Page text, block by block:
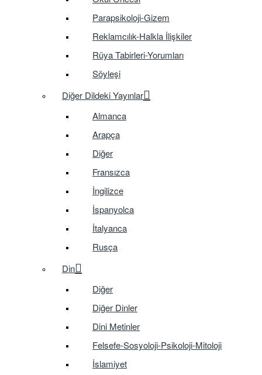
Parapsikoloji-Gizem
Reklamcılık-Halkla İlişkiler
Rüya Tabirleri-Yorumları
Söyleşi
Diğer Dildeki Yayınlar
Almanca
Arapça
Diğer
Fransızca
İngilizce
İspanyolca
İtalyanca
Rusça
Din
Diğer
Diğer Dinler
Dini Metinler
Felsefe-Sosyoloji-Psikoloji-Mitoloji
İslamiyet